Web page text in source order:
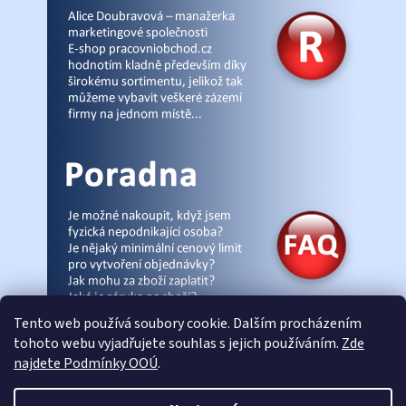
Tento web používá soubory cookie. Dalším procházením
tohoto webu vyjadřujete souhlas s jejich používáním. Zde
najdete Podmínky OOÚ.
© Pracovniobchod.cz|Úvod